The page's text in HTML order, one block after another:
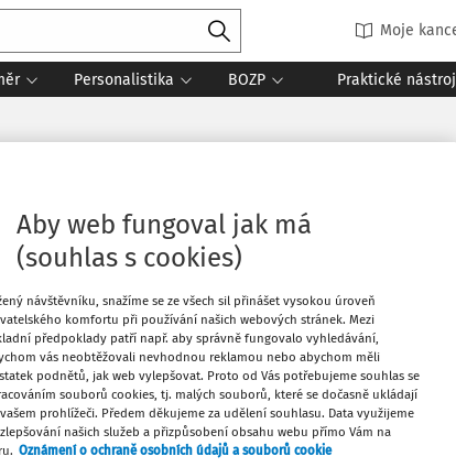
Moje
Personalistika BOZP Praktické
Řadit
Analysis" a bezpečné pracovní postupy
nebezpečí na pracovištích a hodnocení úrovně s ním
ochrany zdraví zaměstnanců asi tou nejdůležitější
Aby web fungoval jak má
(souhlas s cookies)
návštěvníku, snažíme se ze všech sil přinášet vysokou úroveň
komfortu při používání našich webových stránek. Mezi
předpoklady patří např. aby správně fungovalo vyhledávání,
vás neobtěžovali nevhodnou reklamou nebo abychom měli
podnětů, jak web vylepšovat. Proto od Vás potřebujeme souhlas se
souborů cookies, tj. malých souborů, které se dočasně ukládají
prohlížeči. Předem děkujeme za udělení souhlasu. Data využijeme
našich služeb a přizpůsobení obsahu webu přímo Vám na
Oznámení o ochraně osobních údajů a souborů cookie